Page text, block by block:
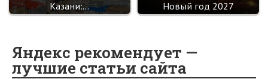
Казани:…
Новый год 2027
Яндекс рекомендует —
лучшие статьи сайта